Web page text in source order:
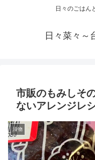
日々のごはん
日々菜々～
市販のもみしそ
ないアレンジレ
漬物